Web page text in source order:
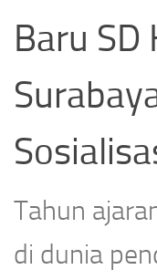
Baru SD
Tahun
di dunia